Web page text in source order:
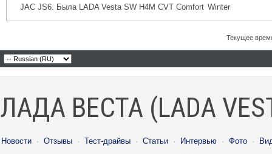
JAC JS6. Была LADA Vesta SW H4M CVT Comfort Winter
Текущее
ЛАДА ВЕСТА (LADA
Новости · Отзывы · Тест-драйвы · Статьи · Интервью · Фото ·